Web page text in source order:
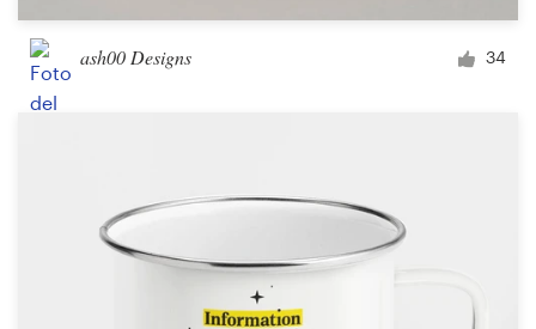
ash00 Designs 34